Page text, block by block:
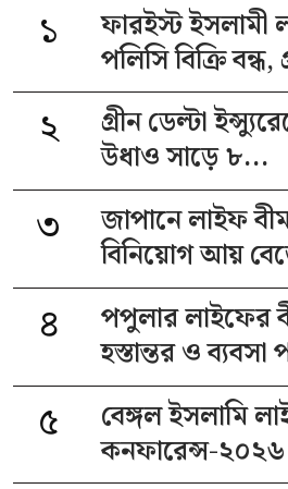
১
ফারইস্ট ইসলামী
পলিসি বিক্রি বন্ধ,
২
গ্রীন ডেল্টা
উধাও সাড়ে ৮...
৩
জাপানে লাইফ
বিনিয়োগ আয়
৪
পপুলার লাইফের
হস্তান্তর ও
৫
বেঙ্গল ইসলামি
কনফারেন্স-